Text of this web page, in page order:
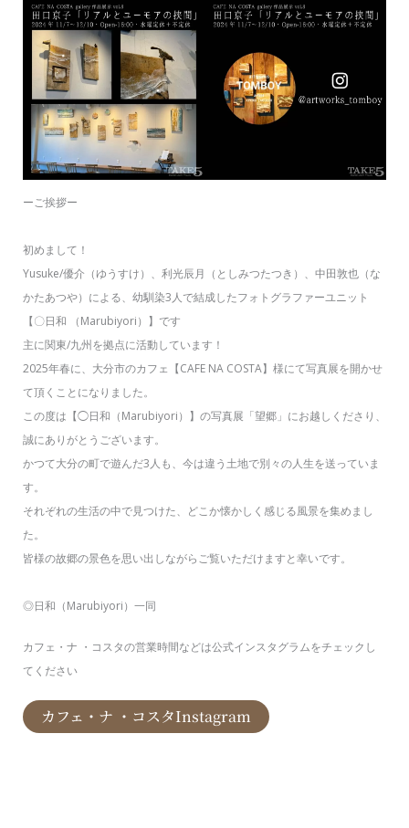
ーご挨拶ー
初めまして！
Yusuke/優介（ゆうすけ）、利光辰月（としみつたつき）、中田敦也（な
かたあつや）による、幼馴染3人で結成したフォトグラファーユニット
【〇日和 （Marubiyori）】です
主に関東/九州を拠点に活動しています！
2025年春に、大分市のカフェ【CAFE NA COSTA】様にて写真展を開かせ
て頂くことになりました。
この度は【◯日和（Marubiyori）】の写真展「望郷」にお越しくださり、
誠にありがとうございます。
かつて大分の町で遊んだ3人も、今は違う土地で別々の人生を送っていま
す。
それぞれの生活の中で見つけた、どこか懐かしく感じる風景を集めまし
た。
皆様の故郷の景色を思い出しながらご覧いただけますと幸いです。
◎日和（Marubiyori）一同
カフェ・ナ ・コスタの営業時間などは公式インスタグラムをチェックし
てください
カフェ・ナ ・コスタInstagram